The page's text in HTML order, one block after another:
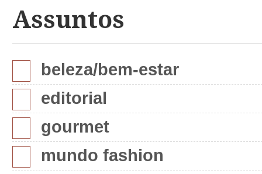
Assuntos
beleza/bem-estar
editorial
gourmet
mundo fashion